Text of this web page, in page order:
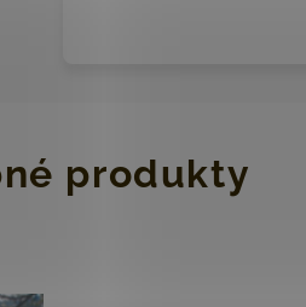
produkty